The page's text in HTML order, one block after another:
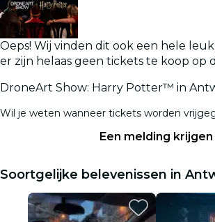
Oeps! Wij vinden dit ook een hele
er zijn helaas geen tickets te koop op
DroneArt Show: Harry Potter™ in
Wil je weten wanneer tickets worden
Een melding krijgen
Soortgelijke belevenissen in